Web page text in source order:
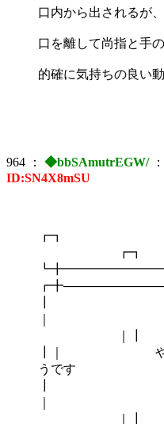
口内から出されるが、
口を離して尚指と手
的確に気持ちの良い
964 ： ◆bbSAmutrEGW/：
ID:SN4X8mSU
┏┓
┃｜ やる夫は
うです